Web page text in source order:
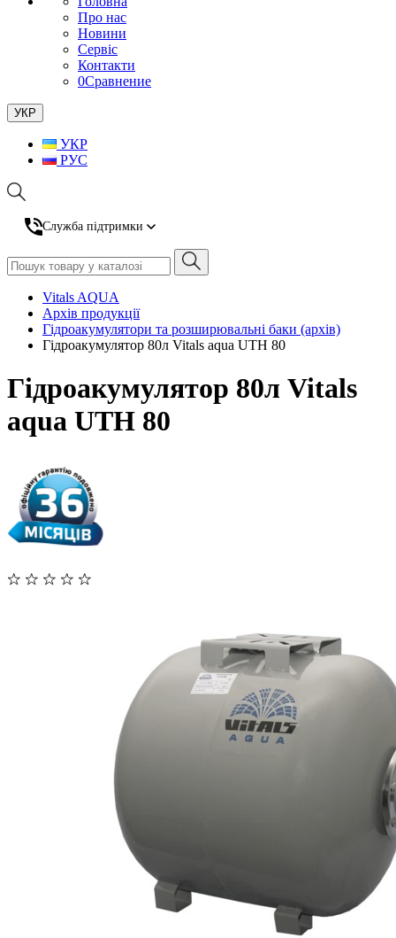
Про нас
Новини
Сервіс
Контакти
0Сравнение
УКР
УКР
РУС
Служба підтримки
Vitals AQUA
Архів продукції
Гідроакумулятори та розширювальні баки (архів)
Гідроакумулятор 80л Vitals aqua UTH 80
Гідроакумулятор 80л Vitals
aqua UTH 80